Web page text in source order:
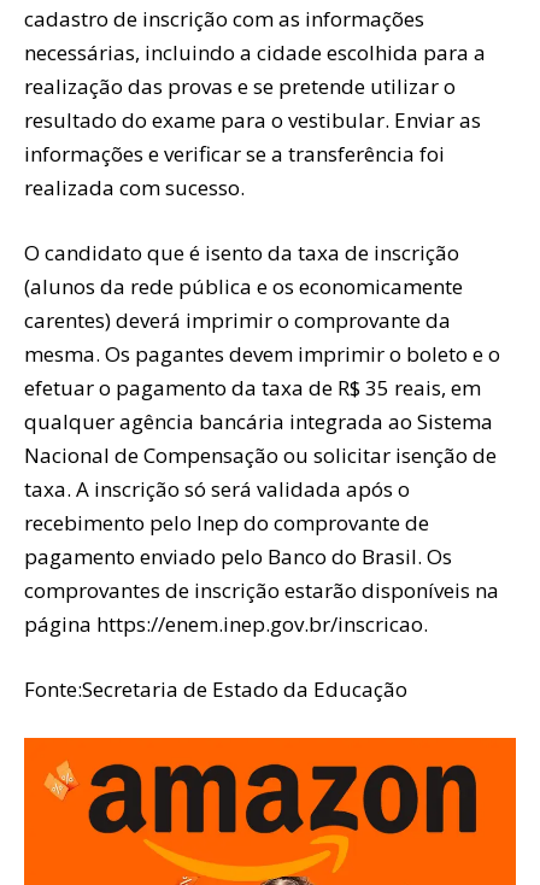
cadastro de inscrição com as informações
necessárias, incluindo a cidade escolhida para a
realização das provas e se pretende utilizar o
resultado do exame para o vestibular. Enviar as
informações e verificar se a transferência foi
realizada com sucesso.
O candidato que é isento da taxa de inscrição
(alunos da rede pública e os economicamente
carentes) deverá imprimir o comprovante da
mesma. Os pagantes devem imprimir o boleto e o
efetuar o pagamento da taxa de R$ 35 reais, em
qualquer agência bancária integrada ao Sistema
Nacional de Compensação ou solicitar isenção de
taxa. A inscrição só será validada após o
recebimento pelo Inep do comprovante de
pagamento enviado pelo Banco do Brasil. Os
comprovantes de inscrição estarão disponíveis na
página https://enem.inep.gov.br/inscricao.
Fonte:Secretaria de Estado da Educação